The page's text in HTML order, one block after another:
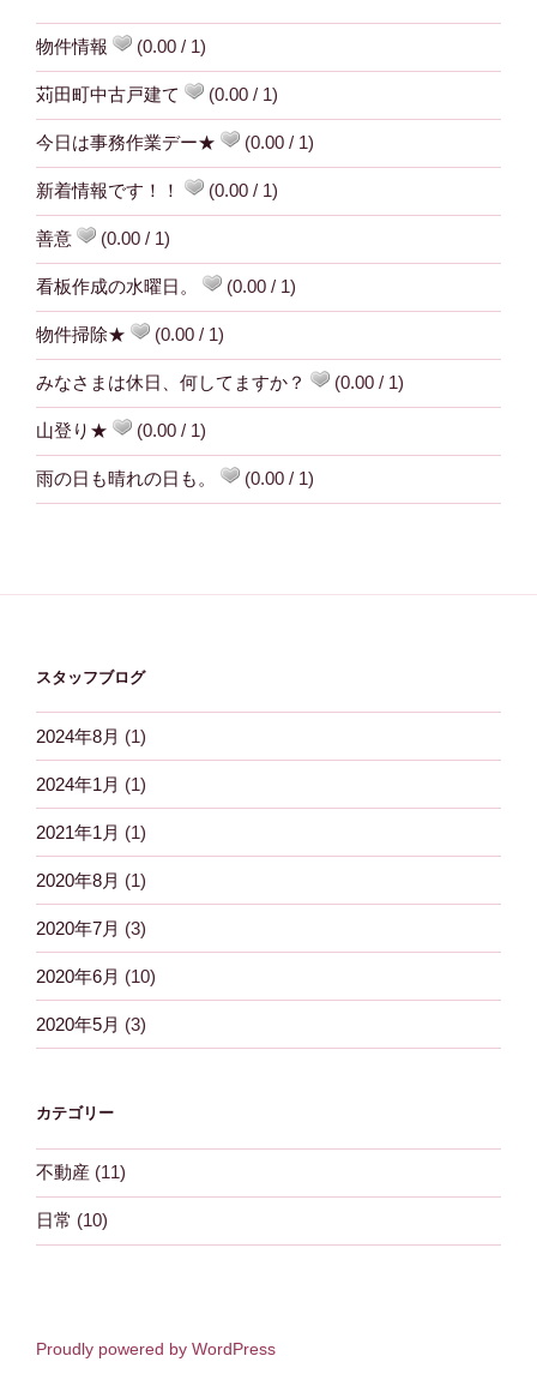
物件情報 (0.00 / 1)
苅田町中古戸建て (0.00 / 1)
今日は事務作業デー★ (0.00 / 1)
新着情報です！！ (0.00 / 1)
善意 (0.00 / 1)
看板作成の水曜日。 (0.00 / 1)
物件掃除★ (0.00 / 1)
みなさまは休日、何してますか？ (0.00 / 1)
山登り★ (0.00 / 1)
雨の日も晴れの日も。 (0.00 / 1)
スタッフブログ
2024年8月 (1)
2024年1月 (1)
2021年1月 (1)
2020年8月 (1)
2020年7月 (3)
2020年6月 (10)
2020年5月 (3)
カテゴリー
不動産 (11)
日常 (10)
Proudly powered by WordPress